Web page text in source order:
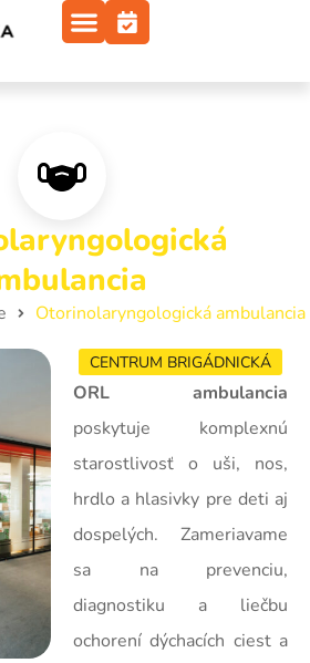
Otorinolaryngologická ambulancia
CENTRUM BRIGÁDNICKÁ
ORL ambulancia
poskytuje komplexnú
starostlivosť o uši, nos,
hrdlo a hlasivky pre deti aj
dospelých. Zameriavame
sa na prevenciu,
diagnostiku a liečbu
ochorení dýchacích ciest a